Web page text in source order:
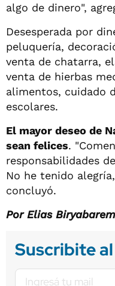
algo de dinero",
Desesperada por
peluquería,
venta de chatarra,
venta de hierbas
alimentos, cuidado
escolares.
El mayor deseo de
sean felices.
responsabilidades
No he tenido
concluyó.
Por Elias
Suscribite